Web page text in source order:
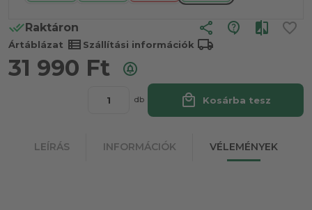
Raktáron share
Ártáblázat view_list Szállítási információk local_shipping
31 990 Ft
db local_mall Kosárba tesz
LEÍRÁS INFORMÁCIÓK VÉLEMÉNYEK